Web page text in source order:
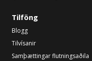
Tilföng
Blogg
Tilvísanir
Samþættingar flutningsaðila